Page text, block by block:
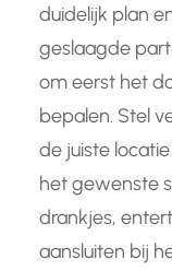
duidelijk plan
geslaagde
om eerst het
bepalen. Stel
de juiste
het gewenste
drankjes,
aansluiten bij